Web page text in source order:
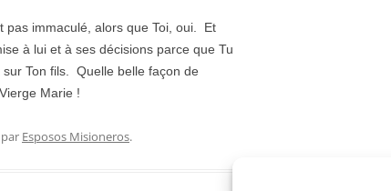
pas immaculé, alors que Toi, oui. Et
à lui et à ses décisions parce que Tu
Ton fils. Quelle belle façon de
Marie !
par Esposos Misioneros.